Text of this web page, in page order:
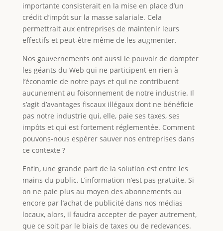
importante consisterait en la mise en place d’un
crédit d’impôt sur la masse salariale. Cela
permettrait aux entreprises de maintenir leurs
effectifs et peut-être même de les augmenter.
Nos gouvernements ont aussi le pouvoir de dompter
les géants du Web qui ne participent en rien à
l’économie de notre pays et qui ne contribuent
aucunement au foisonnement de notre industrie. Il
s’agit d’avantages fiscaux illégaux dont ne bénéficie
pas notre industrie qui, elle, paie ses taxes, ses
impôts et qui est fortement réglementée. Comment
pouvons-nous espérer sauver nos entreprises dans
ce contexte ?
Enfin, une grande part de la solution est entre les
mains du public. L’information n’est pas gratuite. Si
on ne paie plus au moyen des abonnements ou
encore par l’achat de publicité dans nos médias
locaux, alors, il faudra accepter de payer autrement,
que ce soit par le biais de taxes ou de redevances.